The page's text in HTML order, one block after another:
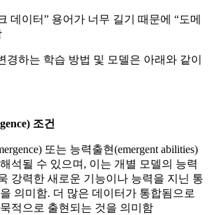
데이터” 용어가 너무 길기 때문에 “도메
경하는 학습 방법 및 모델은 아래와 같이
조건
또는 능력출현(emergent abilities)
석될 수 있으며, 이는 개별 모델의 능력
강력한 새로운 기능이나 능력을 지닌 통
의미함. 더 많은 데이터가 통합됨으로
적으로 출현되는 것을 의미함